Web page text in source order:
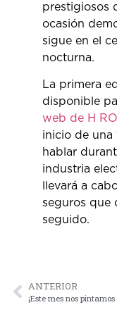
prestigiosos
ocasión
sigue en el
nocturna.
La primera
disponible
web de H
inicio de una
hablar
industria
llevará a
seguros que
seguido.
ANTERIOR